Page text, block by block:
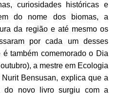
curiosidades históricas e
do nome dos biomas, a
da região e até mesmo os
por cada um desses
é também comemorado o Dia
a mestre em Ecologia
Bensusan, explica que a
do novo livro surgiu com a